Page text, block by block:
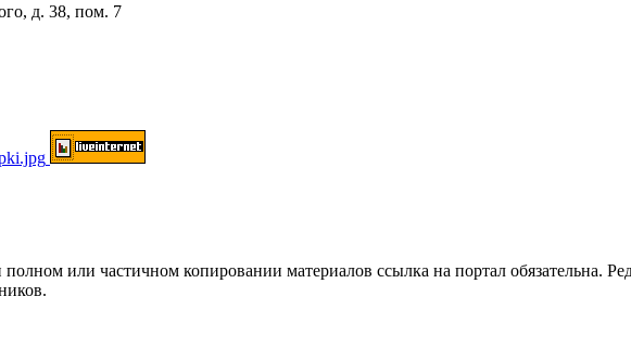
д. 38, пом. 7
частичном копировании материалов ссылка на портал обязательна.